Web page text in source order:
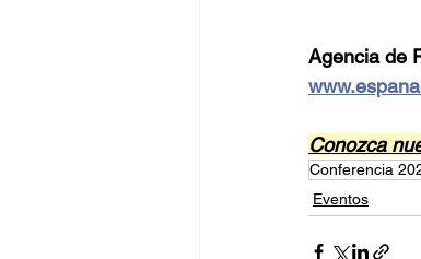
Agencia de
Conozca
Conferencia
Eventos